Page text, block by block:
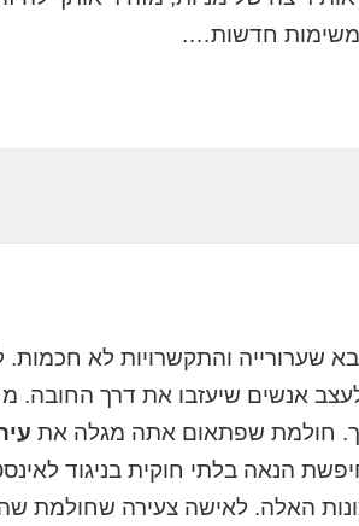
חדשות….
שערורייה והתקשרויות לא
אנשים שיעזבו את דרך החובה.
חולמת שפתאום אתה מגלה את
הנאה בלתי חוקית בניגוד
האלה. לאישה צעירה שחולמת